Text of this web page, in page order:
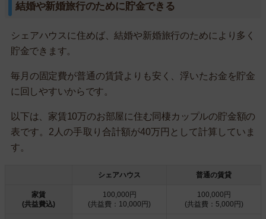
結婚や新婚旅行のために貯金できる
シェアハウスに住めば、結婚や新婚旅行のためにより多く
貯金できます。
毎月の固定費が普通の賃貸よりも安く、浮いたお金を貯金
に回しやすいからです。
以下は、家賃10万のお部屋に住む同棲カップルの貯金額の
表です。2人の手取り合計額が40万円として計算していま
す。
シェアハウス 普通の賃貸
家賃
(共益費込)
100,000円
(共益費：10,000円)
100,000円
(共益費：5,000円)